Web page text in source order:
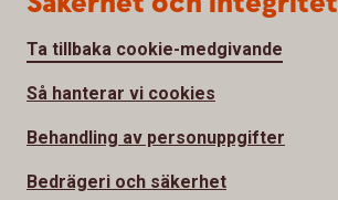
Ta tillbaka cookie-medgivande
Så hanterar vi cookies
Behandling av personuppgifter
Bedrägeri och säkerhet